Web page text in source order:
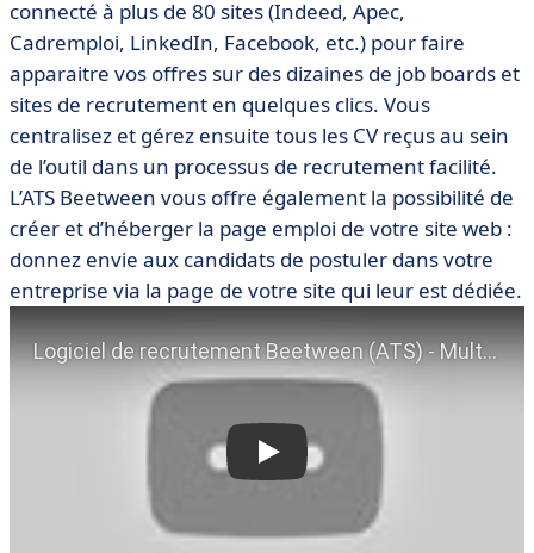
connecté à plus de 80 sites (Indeed, Apec,
Cadremploi, LinkedIn, Facebook, etc.) pour faire
apparaitre vos offres sur des dizaines de job boards et
sites de recrutement en quelques clics. Vous
centralisez et gérez ensuite tous les CV reçus au sein
de l’outil dans un processus de recrutement facilité.
L’ATS Beetween vous offre également la possibilité de
créer et d’héberger la page emploi de votre site web :
donnez envie aux candidats de postuler dans votre
entreprise via la page de votre site qui leur est dédiée.